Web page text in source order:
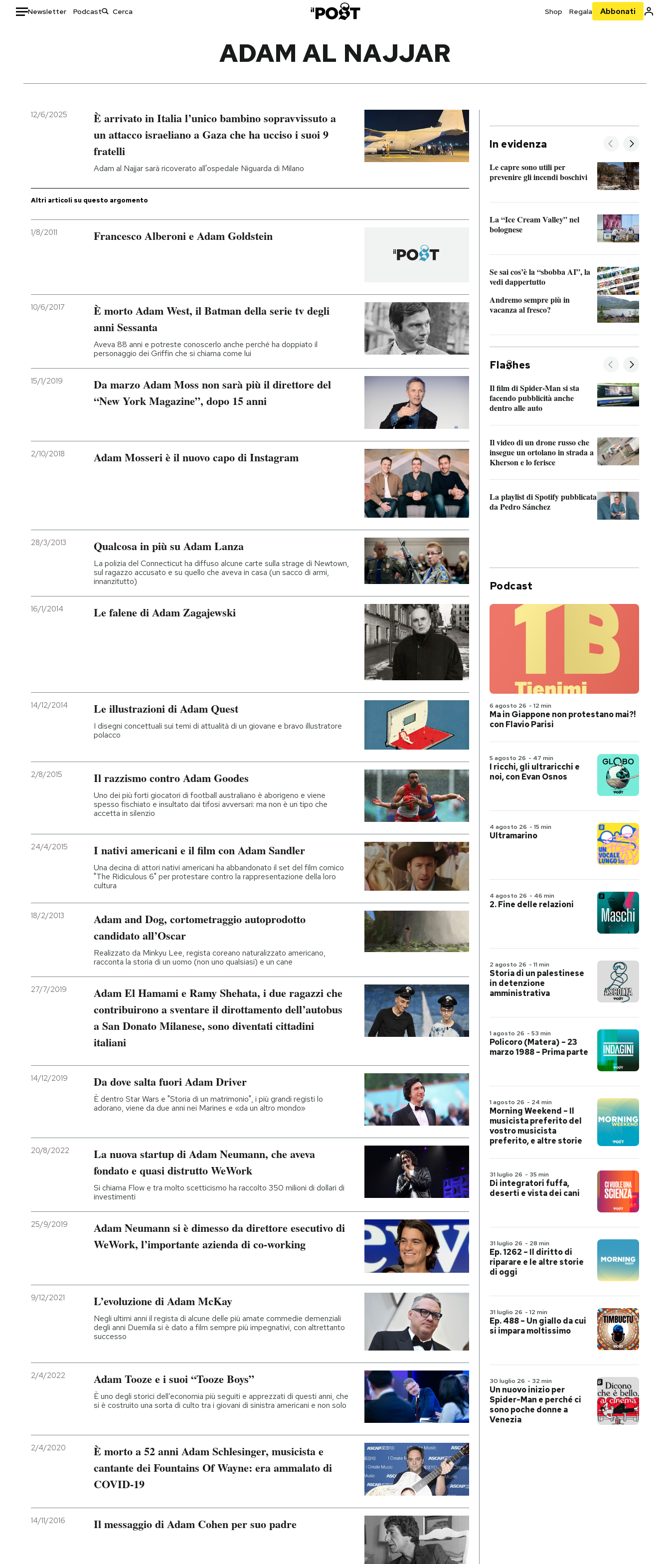
Newsletter Podcast Shop Regala Abbonati
Italia
Politica
Sport
Moda
Ok Boomer!
Media
Europa
Mondiali calcio 2026
I MIEI PREFERITI
AREA PERSONALE
ADAM AL NAJJAR
12/6/2025
È arrivato in Italia l’unico bambino sopravvissuto a
un attacco israeliano a Gaza che ha ucciso i suoi 9
fratelli
Adam al Najjar sarà ricoverato all'ospedale Niguarda di Milano
Altri articoli su questo argomento
1/8/2011 Francesco Alberoni e Adam Goldstein
10/6/2017
È morto Adam West, il Batman della serie tv degli
anni Sessanta
Aveva 88 anni e potreste conoscerlo anche perché ha doppiato il
personaggio dei Griffin che si chiama come lui
15/1/2019
Da marzo Adam Moss non sarà più il direttore del
“New York Magazine”, dopo 15 anni
2/10/2018 Adam Mosseri è il nuovo capo di Instagram
28/3/2013 Qualcosa in più su Adam Lanza
La polizia del Connecticut ha diffuso alcune carte sulla strage di Newtown,
sul ragazzo accusato e su quello che aveva in casa (un sacco di armi,
innanzitutto)
16/1/2014 Le falene di Adam Zagajewski
14/12/2014 Le illustrazioni di Adam Quest
I disegni concettuali sui temi di attualità di un giovane e bravo illustratore
polacco
2/8/2015 Il razzismo contro Adam Goodes
Uno dei più forti giocatori di football australiano è aborigeno e viene
spesso fischiato e insultato dai tifosi avversari: ma non è un tipo che
accetta in silenzio
24/4/2015 I nativi americani e il film con Adam Sandler
Una decina di attori nativi americani ha abbandonato il set del film comico
"The Ridiculous 6" per protestare contro la rappresentazione della loro
cultura
18/2/2013
Adam and Dog, cortometraggio autoprodotto
candidato all’Oscar
Realizzato da Minkyu Lee, regista coreano naturalizzato americano,
racconta la storia di un uomo (non uno qualsiasi) e un cane
27/7/2019
Adam El Hamami e Ramy Shehata, i due ragazzi che
contribuirono a sventare il dirottamento dell’autobus
a San Donato Milanese, sono diventati cittadini
italiani
14/12/2019 Da dove salta fuori Adam Driver
È dentro Star Wars e "Storia di un matrimonio", i più grandi registi lo
adorano, viene da due anni nei Marines e «da un altro mondo»
20/8/2022
La nuova startup di Adam Neumann, che aveva
fondato e quasi distrutto WeWork
Si chiama Flow e tra molto scetticismo ha raccolto 350 milioni di dollari di
investimenti
25/9/2019
Adam Neumann si è dimesso da direttore esecutivo di
WeWork, l’importante azienda di co-working
9/12/2021 L’evoluzione di Adam McKay
Negli ultimi anni il regista di alcune delle più amate commedie demenziali
degli anni Duemila si è dato a film sempre più impegnativi, con altrettanto
successo
2/4/2022 Adam Tooze e i suoi “Tooze Boys”
È uno degli storici dell’economia più seguiti e apprezzati di questi anni, che
si è costruito una sorta di culto tra i giovani di sinistra americani e non solo
2/4/2020
È morto a 52 anni Adam Schlesinger, musicista e
cantante dei Fountains Of Wayne: era ammalato di
COVID-19
14/11/2016 Il messaggio di Adam Cohen per suo padre
In evidenza
Le capre sono utili per
prevenire gli incendi boschivi
La “Ice Cream Valley” nel
bolognese
Se sai cos’è la “sbobba AI”, la
vedi dappertutto
Andremo sempre più in
vacanza al fresco?
Fla hes
Il film di Spider-Man si sta
facendo pubblicità anche
dentro alle auto
Il video di un drone russo che
insegue un ortolano in strada a
Kherson e lo ferisce
La playlist di Spotify pubblicata
da Pedro Sánchez
Podcast
6 agosto 26 - 12 min
Ma in Giappone non protestano mai?!
con Flavio Parisi
5 agosto 26 - 47 min
I ricchi, gli ultraricchi e
noi, con Evan Osnos
4 agosto 26 - 15 min
Ultramarino
4 agosto 26 - 46 min
2. Fine delle relazioni
2 agosto 26 - 11 min
Storia di un palestinese
in detenzione
amministrativa
1 agosto 26 - 53 min
Policoro (Matera) – 23
marzo 1988 – Prima parte
1 agosto 26 - 24 min
Morning Weekend – Il
musicista preferito del
vostro musicista
preferito, e altre storie
31 luglio 26 - 35 min
Di integratori fuffa,
deserti e vista dei cani
31 luglio 26 - 28 min
Ep. 1262 – Il diritto di
riparare e le altre storie
di oggi
31 luglio 26 - 12 min
Ep. 488 – Un giallo da cui
si impara moltissimo
30 luglio 26 - 32 min
Un nuovo inizio per
Spider-Man e perché ci
sono poche donne a
Venezia